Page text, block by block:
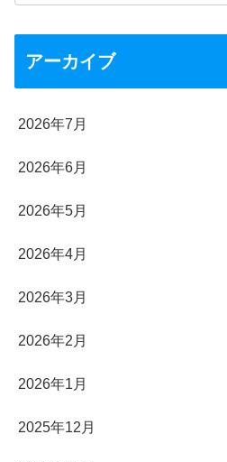
アーカイブ
2026年7月
2026年6月
2026年5月
2026年4月
2026年3月
2026年2月
2026年1月
2025年12月